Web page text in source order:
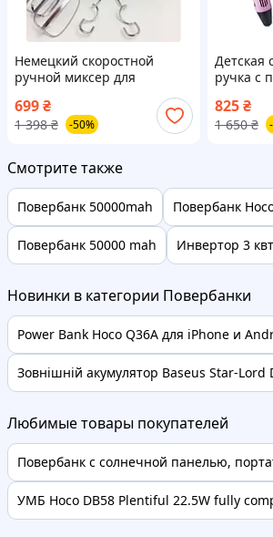
Немецкий скоростной
ручной миксер для
взбивания блендер смузи
домашний для
приготовления соусов RZV
699₴
1 398 ₴ -50%
Детская
ручка с
метров
825₴
1 650 ₴
Смотрите также
Повербанк 50000mah Повербанк
Повербанк 50000 mah Инвертор 3
Новинки в категории Повербанки
Power Bank Hoco Q36A для iPhone и
Зовнішній акумулятор Baseus Star-
Любимые товары покупателей
Повербанк с солнечной панелью,
УМБ Hoco DB58 Plentiful 22.5W fully